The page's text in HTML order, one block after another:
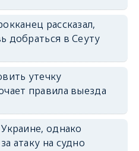
рассказал,
добраться в Сеуту
утечку
правила выезда
однако
атаку на судно